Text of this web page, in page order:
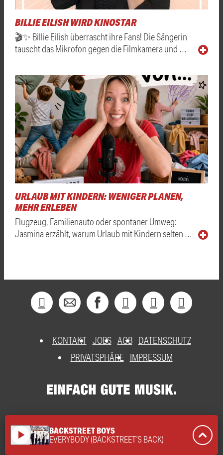
BILLIE EILISH WIRD KINOSTAR
🎬✨ Billie Eilish überrascht ihre Fans! Die Sängerin
tauscht das Mikrofon gegen die Filmkamera und …
URLAUB MIT KINDERN: WENIGER PLANEN,
MEHR ERLEBEN
Flugzeug, Familienauto oder spontaner Umweg:
Jasmina erzählt, warum Urlaub mit Kindern selten …
KONTAKT JOBS AGB DATENSCHUTZ
PRIVATSPHÄRE
IMPRESSUM
play_arrow BACKSTREET BOYS
EVERYBODY (BACKSTREET'S BACK)